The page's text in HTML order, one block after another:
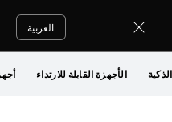
العربية
الأجهزة القابلة للارتداء